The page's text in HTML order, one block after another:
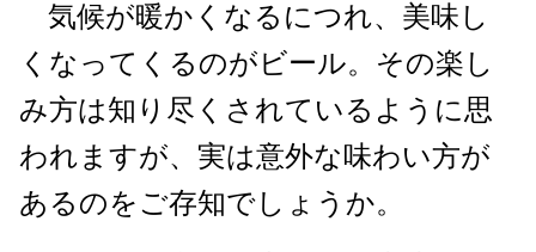
気候が暖かくなるにつれ、美味し
くなってくるのがビール。その楽し
み方は知り尽くされているように思
われますが、実は意外な味わい方が
あるのをご存知でしょうか。